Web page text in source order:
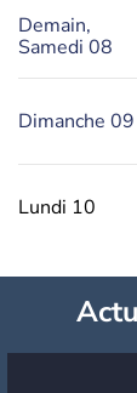
Demain,
Samedi 08
Dimanche 09
Lundi 10